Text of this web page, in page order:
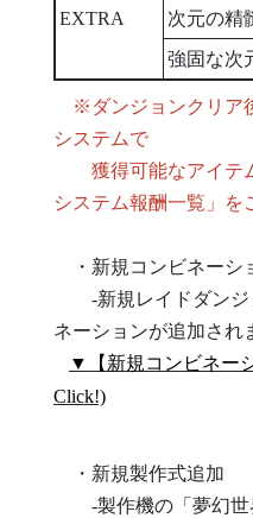
EXTRA
次元の精
強固な次
※ダンジョンクリア
システムで
獲得可能なアイテ
システム報酬一覧」を
・新規コンビネーシ
-新規レイドダンジ
ネーションが追加され
▼【新規コンビネー
Click!)
・新規製作式追加
-製作機の「夢幻世